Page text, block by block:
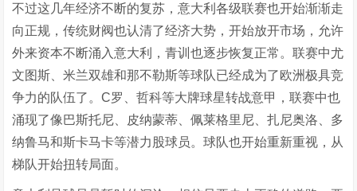
不过这几年经济不断的复苏，意大利各级联赛也开始渐渐走
向正规，传统财阀也认清了经济大势，开始放开市场，允许
外来资本不断涌入意大利，青训也逐步恢复正常。联赛中尤
文图斯、米兰双雄和那不勒斯等球队已经成为了欧洲极具竞
争力的队伍了。C罗、哲科等大牌球星转战意甲，联赛中也
涌现了像巴斯托尼、皮纳蒙蒂、佩莱格里尼、扎尼奥洛、多
纳鲁马和斯卡马卡等潜力股球员。球队也开始重新重视，从
梯队开始扭转局面。